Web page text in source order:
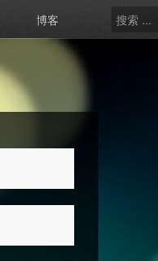
博客